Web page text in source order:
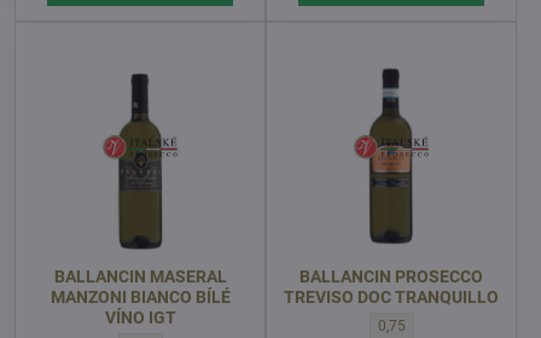
BALLANCIN MASERAL
MANZONI BIANCO BÍLÉ
VÍNO IGT
BALLANCIN PROSECCO
TREVISO DOC TRANQUILLO
BALLANCIN PROSECCO
0,75